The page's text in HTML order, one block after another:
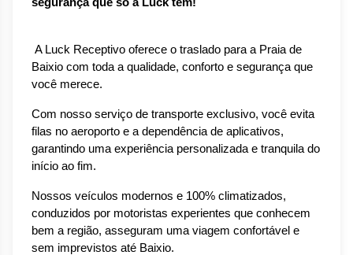
Baixio com toda a qualidade, conforto e segurança que
você merece.
Com nosso serviço de transporte exclusivo, você evita
filas no aeroporto e a dependência de aplicativos,
garantindo uma experiência personalizada e tranquila do
início ao fim.
Nossos veículos modernos e 100% climatizados,
conduzidos por motoristas experientes que conhecem
bem a região, asseguram uma viagem confortável e
sem imprevistos até Baixio.